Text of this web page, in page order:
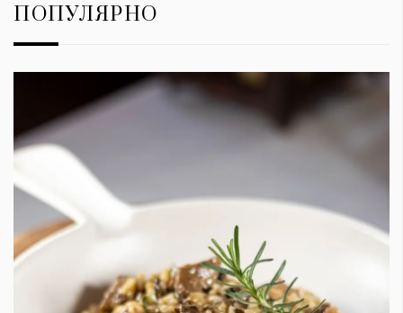
ПОПУЛЯРНО